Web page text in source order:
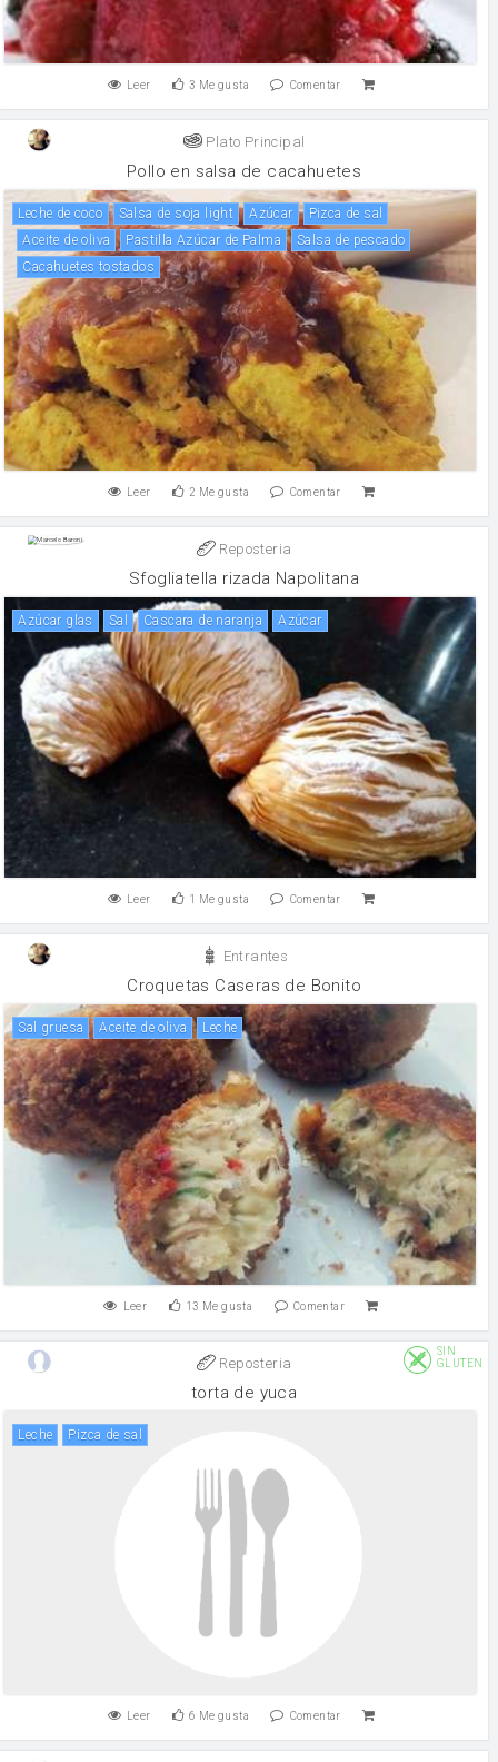
Leer 3 Me gusta Comentar
Plato Principal
Pollo en salsa de cacahuetes
Leche de coco salsa de soja light Azúcar
pizca de sal
aceite de oliva
Pastilla Azúcar de Palma
salsa de pescado
cacahuetes tostados
Leer 2 Me gusta Comentar
Reposteria
Sfogliatella rizada Napolitana
azúcar glas sal cascara de naranja Azúcar
Leer 1 Me gusta Comentar
Entrantes
Croquetas Caseras de Bonito
Sal gruesa aceite de oliva leche
Leer 13 Me gusta Comentar
Reposteria
SIN
GLUTEN
torta de yuca
leche pizca de sal
Leer 6 Me gusta Comentar